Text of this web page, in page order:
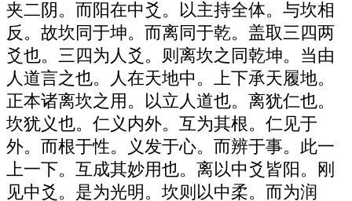
夹二阴。而阳在中爻。以主持全体。与坎相
反。故坎同于坤。而离同于乾。盖取三四两
爻也。三四为人爻。则离坎之同乾坤。当由
人道言之也。人在天地中。上下承天履地。
正本诸离坎之用。以立人道也。离犹仁也。
坎犹义也。仁义内外。互为其根。仁见于
外。而根于性。义发于心。而辨于事。此一
上一下。互成其妙用也。离以中爻皆阳。刚
见中爻。是为光明。坎则以中柔。而为润